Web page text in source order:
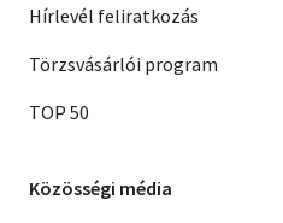
Hírlevél feliratkozás
Törzsvásárlói program
TOP 50
Közösségi média